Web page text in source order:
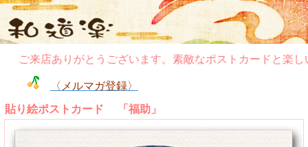
ご来店ありがとうございます。素敵なポストカードと楽しい
〈メルマガ登録〉
貼り絵ポストカード 「福助」